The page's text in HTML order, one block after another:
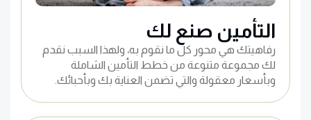
التأمين صنع لك
رفاهيتك هي محور كل ما نقوم به، ولهذا السبب نقدم
لك مجموعة متنوعة من خطط التأمين الشاملة
وبأسعار معقولة والتي تضمن العناية بك وبأحبائك.